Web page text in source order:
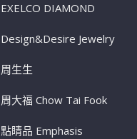
EXELCO DIAMOND
Design&Desire Jewelry
周生生
周大福 Chow Tai Fook
點睛品 Emphasis